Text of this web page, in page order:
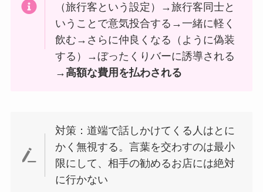
（旅行客という設定）→旅行客同士と
いうことで意気投合する→一緒に軽く
飲む→さらに仲良くなる（ように偽装
する）→ぼったくりバーに誘導される
→高額な費用を払わされる
対策：道端で話しかけてくる人はとに
かく無視する。言葉を交わすのは最小
限にして、相手の勧めるお店には絶対
に行かない